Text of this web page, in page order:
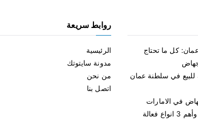
كل ما تحتاج
في سلطنة عمان
في الامارات
فعالة
روابط سريعة
الرئيسية
مدونة سايتوتك
من نحن
اتصل بنا